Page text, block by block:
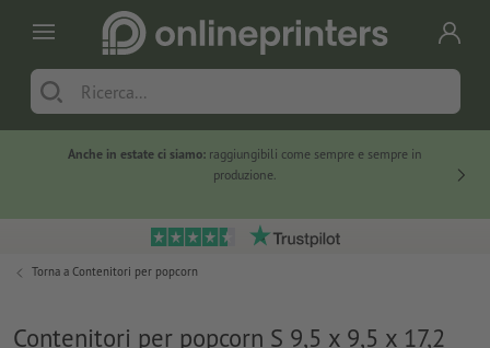
Anche in estate ci siamo: raggiungibili come sempre e sempre in
produzione.
Torna a Contenitori per popcorn
Contenitori per popcorn S 9,5 x 9,5 x 17,2